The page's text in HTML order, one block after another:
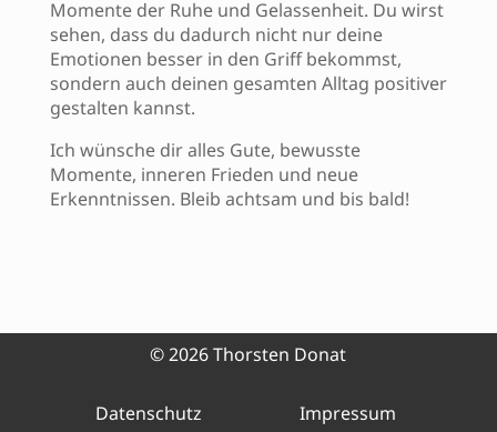
Momente der Ruhe und Gelassenheit. Du wirst
sehen, dass du dadurch nicht nur deine
Emotionen besser in den Griff bekommst,
sondern auch deinen gesamten Alltag positiver
gestalten kannst.
Ich wünsche dir alles Gute, bewusste
Momente, inneren Frieden und neue
Erkenntnissen. Bleib achtsam und bis bald!
© 2026 Thorsten Donat
Datenschutz Impressum